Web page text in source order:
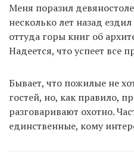
Меня поразил
несколько лет назад
оттуда горы книг об
Надеется, что успеет все
Бывает, что пожилые не
гостей, но, как правило,
разговаривают охотно.
единственные, кому